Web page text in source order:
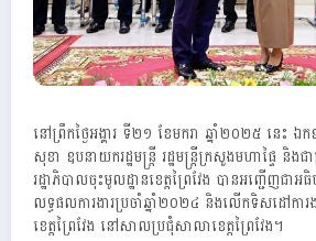
នៅព្រឹកថ្ងៃអង្គារ ទី២១ ខែមករា ឆ្នាំ២០២៥ នេះ
សុខា ឧបនាយករដ្ឋមន្ត្រី រដ្ឋមន្ត្រីក្រសួងមហាផ្ទៃ និងជា
រដ្ឋាភិបាលចុះមូលដ្ឋានខេត្តព្រៃវែង បានអញ្ជើញជ
លទ្ធផលការងារប្រចាំឆ្នាំ២០២៤ និងលើកទិសដៅការ
ខេត្តព្រៃវែង នៅសាលប្រជុំសាលាខេត្តព្រៃវែង។